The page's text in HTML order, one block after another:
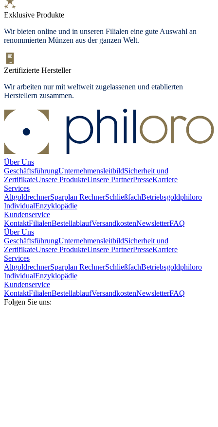
Exklusive Produkte
Wir bieten online und in unseren Filialen eine gute Auswahl an
renommierten Münzen aus der ganzen Welt.
Zertifizierte Hersteller
Wir arbeiten nur mit weltweit zugelassenen und etablierten
Herstellern zusammen.
Über Uns
GeschäftsführungUnternehmensleitbildSicherheit und
ZertifikateUnsere ProdukteUnsere PartnerPresseKarriere
Services
AltgoldrechnerSparplan RechnerSchließfachBetriebsgoldphiloro
IndividualEnzyklopädie
Kundenservice
KontaktFilialenBestellablaufVersandkostenNewsletterFAQ
Über Uns
GeschäftsführungUnternehmensleitbildSicherheit und
ZertifikateUnsere ProdukteUnsere PartnerPresseKarriere
Services
AltgoldrechnerSparplan RechnerSchließfachBetriebsgoldphiloro
IndividualEnzyklopädie
Kundenservice
KontaktFilialenBestellablaufVersandkostenNewsletterFAQ
Folgen Sie uns: